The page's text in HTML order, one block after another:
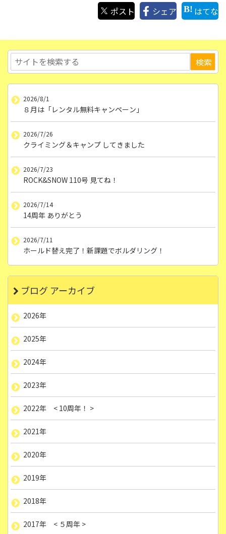
ポスト シェア はてな
2026/8/1
８月は「レンタル無料キャンペーン」
2026/7/26
クライミング＆キャンプ してきました
2026/7/23
ROCK&SNOW 110号 見てね！
2026/7/14
14周年 ありがとう
2026/7/11
ホールド替え完了！新課題でボルダリング！
ブログ アーカイブ
2026年
2025年
2024年
2023年
2022年 < 10周年！ >
2021年
2020年
2019年
2018年
2017年 < ５周年 >